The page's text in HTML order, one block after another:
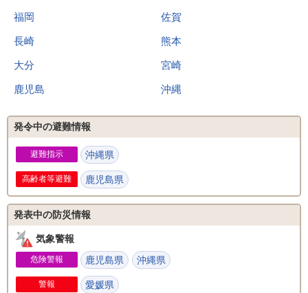
福岡 佐賀
長崎 熊本
大分 宮崎
鹿児島 沖縄
発令中の避難情報
避難指示 沖縄県
高齢者等避難 鹿児島県
発表中の防災情報
気象警報
危険警報 鹿児島県 沖縄県
警報 愛媛県